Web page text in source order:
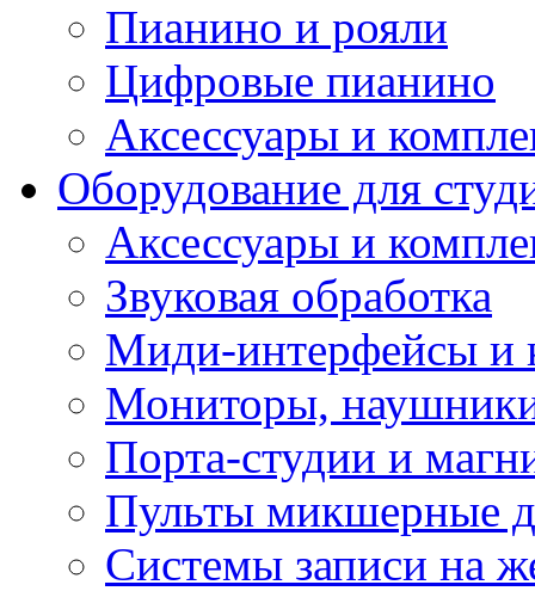
Пианино и рояли
Цифровые пианино
Аксессуары и
Оборудование для
Аксессуары и
Звуковая обработка
Миди-интерфейсы и
Мониторы,
Порта-студии и
Пульты микшерные
Системы записи на